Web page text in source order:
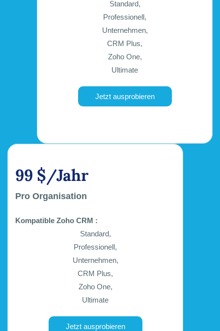
Standard,
Professionell,
Unternehmen,
CRM Plus,
Zoho One,
Ultimate
Jetzt ausprobieren
99 $/Jahr
Pro Organisation
Kompatible Zoho CRM :
Standard,
Professionell,
Unternehmen,
CRM Plus,
Zoho One,
Ultimate
Jetzt ausprobieren